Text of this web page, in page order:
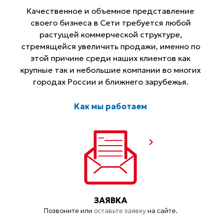
Качественное и объемное представление
своего бизнеса в Сети требуется любой
растущей коммерческой структуре,
стремящейся увеличить продажи, именно по
этой причине среди наших клиентов как
крупные так и небольшие компании во многих
городах России и ближнего зарубежья.
Как мы работаем
ЗАЯВКА
Позвоните или оставьте заявкуна сайте.